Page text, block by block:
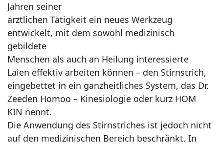
Jahren seiner
ärztlichen Tätigkeit ein neues Werkzeug
entwickelt, mit dem sowohl medizinisch
gebildete
Menschen als auch an Heilung interessierte
Laien effektiv arbeiten können – den Stirnstrich,
eingebettet in ein ganzheitliches System, das Dr.
Zeeden Homöo – Kinesiologie oder kurz HOM
KIN nennt.
Die Anwendung des Stirnstriches ist jedoch nicht
auf den medizinischen Bereich beschränkt. In